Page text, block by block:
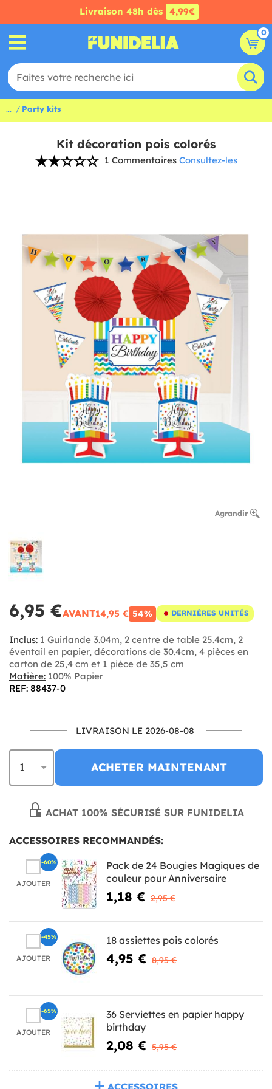
Livraison 48h dès 4,99€
0
... Party kits
Kit décoration pois colorés
1 Commentaires Consultez-les
Agrandir
6,95 €AVANT14,95 € 54% DERNIÈRES UNITÉS
Inclus: 1 Guirlande 3.04m, 2 centre de table 25.4cm, 2
éventail en papier, décorations de 30.4cm, 4 pièces en
carton de 25,4 cm et 1 pièce de 35,5 cm
Matière: 100% Papier
REF: 88437-0
LIVRAISON LE 2026-08-08
ACHETER MAINTENANT
ACHAT 100% SÉCURISÉ SUR FUNIDELIA
ACCESSOIRES RECOMMANDÉS:
AJOUTER
Pack de 24 Bougies Magiques de
couleur pour Anniversaire
1,18 € 2,95 €
-60%
AJOUTER
18 assiettes pois colorés
4,95 € 8,95 €
-45%
AJOUTER
36 Serviettes en papier happy
birthday
2,08 € 5,95 €
-65%
ACCESSOIRES